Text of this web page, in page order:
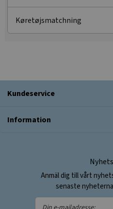
Køretøjsmatchning
Kundeservice
Information
Anmäl dig till vårt
senaste
Din